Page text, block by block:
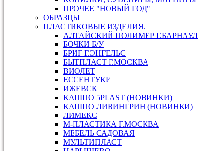
ПРОЧЕЕ "НОВЫЙ ГОД"
ОБРАЗЦЫ
ПЛАСТИКОВЫЕ ИЗДЕЛИЯ.
АЛТАЙСКИЙ ПОЛИМЕР Г.БАРНАУЛ
БОЧКИ Б/У
БРИГ Г.ЭНГЕЛЬС
БЫТПЛАСТ Г.МОСКВА
ВИОЛЕТ
ЕССЕНТУКИ
ИЖЕВСК
КАШПО 5PLAST (НОВИНКИ)
КАШПО ЛИВИНГРИН (НОВИНКИ)
ЛИМЕКС
М-ПЛАСТИКА Г.МОСКВА
МЕБЕЛЬ САДОВАЯ
МУЛЬТИПЛАСТ